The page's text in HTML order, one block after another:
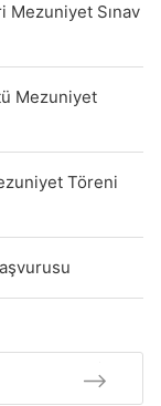
Mezuniyet Sınav
Mezuniyet
Töreni